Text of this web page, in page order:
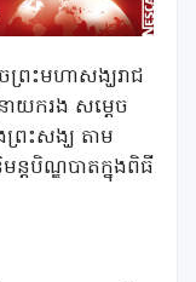
ព្រះមហាសង្ឃរាជ
ាយករង សម្តេច
រះសង្ឃ តាម
ន្តបិណ្ឌបាតក្នុងពិធី